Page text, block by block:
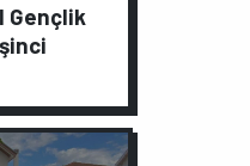
Gençlik